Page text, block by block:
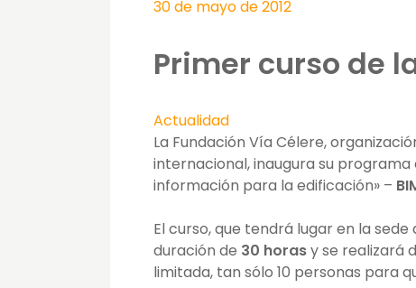
30 de mayo de 2012
Primer curso de
Actualidad
La Fundación Vía Célere,
internacional, inaugura su
información para la edificación» –
El curso, que tendrá lugar en la sede
duración de 30 horasy se realizará
limitada, tan sólo 10 personas para